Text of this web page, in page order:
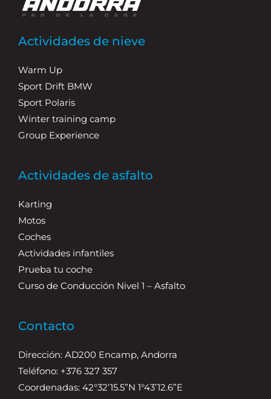
Actividades de nieve
Warm Up
Sport Drift BMW
Sport Polaris
Winter training camp
Group Experience
Actividades de asfalto
Karting
Motos
Coches
Actividades infantiles
Prueba tu coche
Curso de Conducción Nivel 1 – Asfalto
Contacto
Dirección: AD200 Encamp, Andorra
Teléfono: +376 327 357
Coordenadas: 42°32’15.5”N 1°43’12.6”E